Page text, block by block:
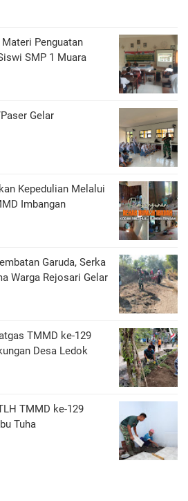
Penguatan
SMP 1 Muara
Gelar
Kepedulian Melalui
Imbangan
Garuda, Serka
Warga Rejosari Gelar
TMMD ke-129
Desa Ledok
TMMD ke-129
Tuha